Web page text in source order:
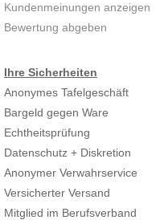
Kundenmeinungen anzeigen
Bewertung abgeben
Ihre Sicherheiten
Anonymes Tafelgeschäft
Bargeld gegen Ware
Echtheitsprüfung
Datenschutz + Diskretion
Anonymer Verwahrservice
Versicherter Versand
Mitglied im Berufsverband